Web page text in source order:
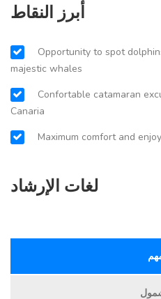
أبرز النقاط
Opportunity to spot
majestic whales
Confortable catamaran
Canaria
Maximum comfort and
لغات الإرشاد